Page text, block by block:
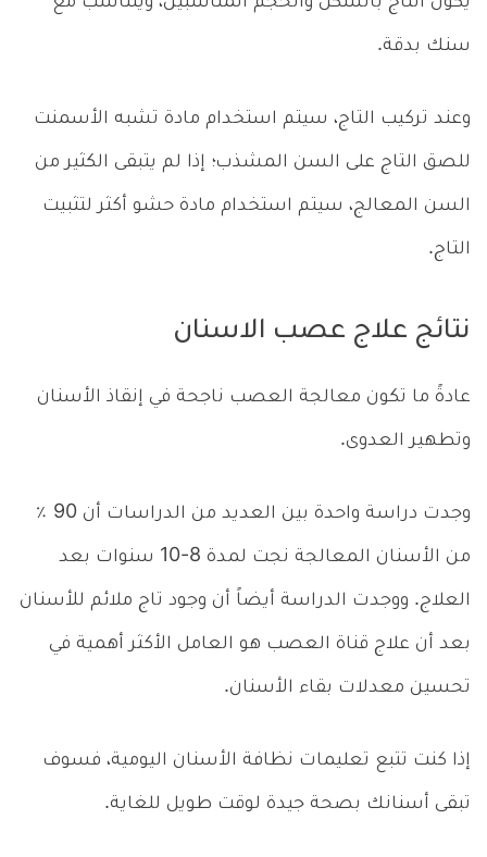
سنك بدقة.
وعند تركيب التاج، سيتم استخدام مادة تشبه الأسمنت
للصق التاج على السن المشذب؛ إذا لم يتبقى الكثير من
السن المعالج، سيتم استخدام مادة حشو أكثر لتثبيت
التاج.
نتائج علاج عصب الاسنان
عادةً ما تكون معالجة العصب ناجحة في إنقاذ الأسنان
وتطهير العدوى.
وجدت دراسة واحدة بين العديد من الدراسات أن 90 ٪
من الأسنان المعالجة نجت لمدة 8-10 سنوات بعد
العلاج. ووجدت الدراسة أيضاً أن وجود تاج ملائم للأسنان
بعد أن علاج قناة العصب هو العامل الأكثر أهمية في
تحسين معدلات بقاء الأسنان.
إذا كنت تتبع تعليمات نظافة الأسنان اليومية، فسوف
تبقى أسنانك بصحة جيدة لوقت طويل للغاية.